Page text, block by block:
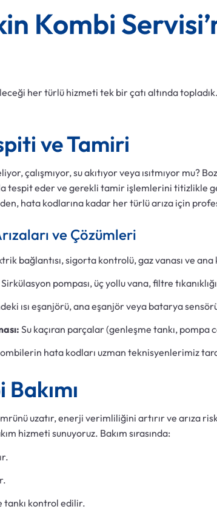
Kombi
her türlü hizmeti tek bir çatı altında
ve Tamiri
çalışmıyor, su akıtıyor veya ısıtmıyor mu?
tespit eder ve gerekli tamir işlemlerini titizlikle
hata kodlarına kadar her türlü arıza için
ve Çözümleri
bağlantısı, sigorta kontrolü, gaz vanası ve
Sirkülasyon pompası, üç yollu vana, filtre
ısı eşanjörü, ana eşanjör veya batarya sensörü
Su kaçıran parçalar (genleşme tankı,
hata kodları uzman teknisyenlerimiz
uzatır, enerji verimliliğini artırır ve arıza
hizmeti sunuyoruz. Bakım sırasında:
tankı kontrol edilir.